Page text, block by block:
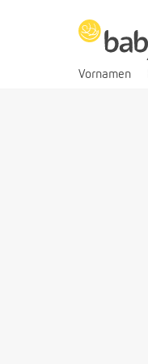
Vornamen